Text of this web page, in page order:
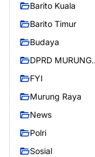
Barito Kuala
Barito Timur
Budaya
DPRD MURUNG
FYI
Murung Raya
News
Polri
Sosial